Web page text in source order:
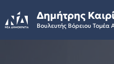
to
content
Δημήτρης
Βουλευτής Βόρειου Τομέα